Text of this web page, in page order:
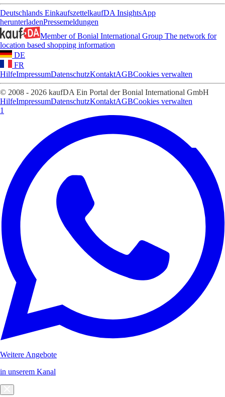
Deutschlands EinkaufszettelkaufDA InsightsApp
herunterladenPressemeldungen
Member of Bonial International Group The network for
location based shopping information
DE
FR
HilfeImpressumDatenschutzKontaktAGBCookies verwalten
© 2008 - 2026 kaufDA Ein Portal der Bonial International GmbH
HilfeImpressumDatenschutzKontaktAGBCookies verwalten
1
Weitere Angebote
in unserem Kanal